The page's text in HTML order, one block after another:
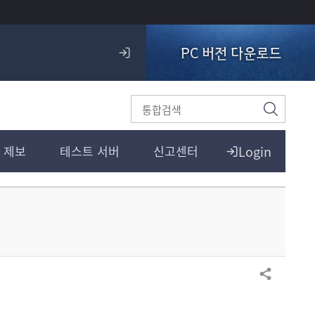
로
PC 버전 다운로드
검
색
Login
보 테스트 서버 신고센터
공유하기